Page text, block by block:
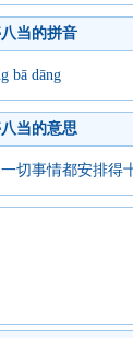
八当的拼音
bā dāng
八当的意思
切事情都安排得